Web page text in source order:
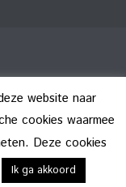
© 2026
website naar
cookies waarmee
Deze cookies
Ik ga akkoord